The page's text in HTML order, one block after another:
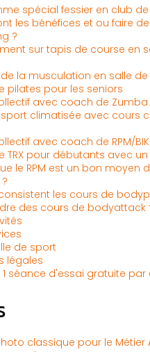
spécial fessier en club
les bénéfices et ou faire
?
sur tapis de course en
la musculation en salle
pilates pour les seniors
avec coach de Zumba
sport climatisée avec cours
avec coach de RPM/
TRX pour débutants avec
le RPM est un bon moyen
les cours de
des cours de bodyattack
de sport
légales
1 séance d'essai gratuite par
classique pour le Métier